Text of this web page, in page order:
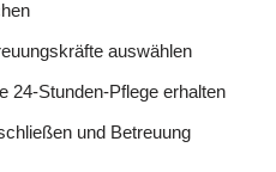
auswählen
24-Stunden-Pflege erhalten
und Betreuung